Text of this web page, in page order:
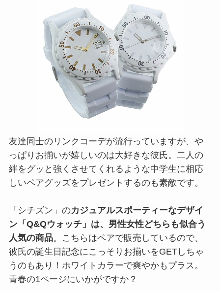
友達同士のリンクコーデが流行っていますが、や
っぱりお揃いが嬉しいのは大好きな彼氏。二人の
絆をグッと強くさせてくれるような中学生に相応
しいペアグッズをプレゼントするのも素敵です。
「シチズン」のカジュアルスポーティーなデザイ
ン「Q&Qウォッチ」は、男性女性どちらも似合う
人気の商品。こちらはペアで販売しているので、
彼氏の誕生日記念にこっそりお揃いをGETしちゃ
うのもあり！ホワイトカラーで爽やかもプラス。
青春の1ページにいかがですか？